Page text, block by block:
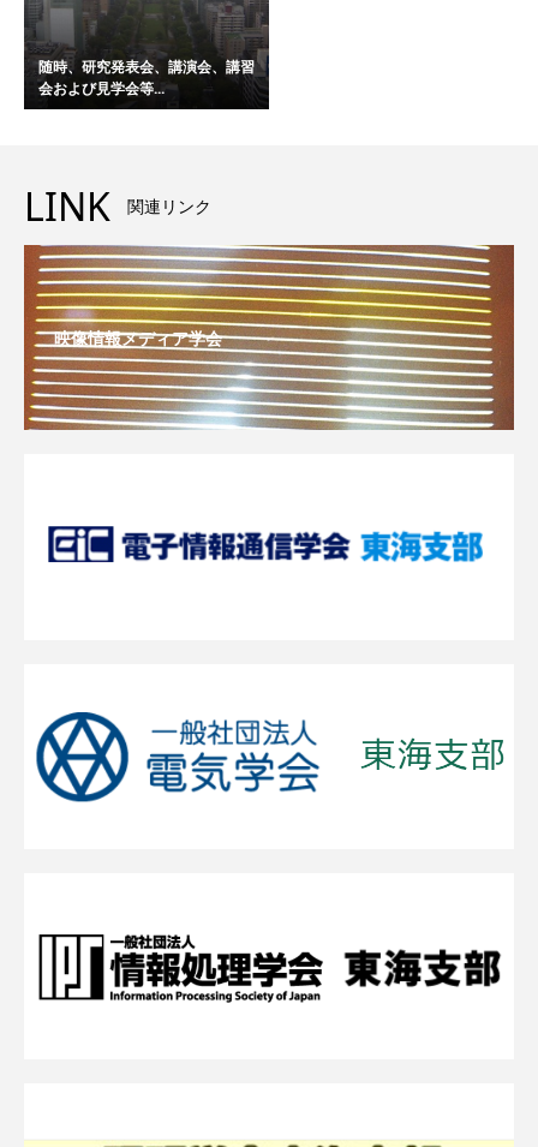
随時、研究発表会、講演会、講習
会および見学会等...
LINK 関連リンク
映像情報メディア学会